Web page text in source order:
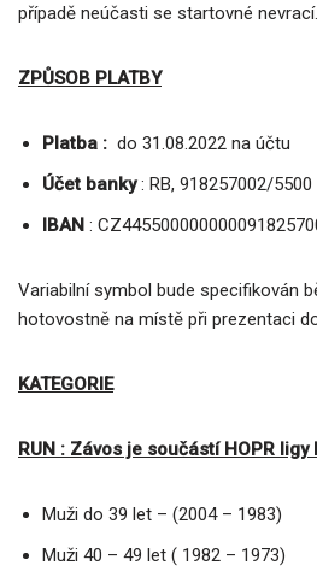
případě neúčasti se startovné nevrací.
ZPŮSOB PLATBY
Platba : do 31.08.2022 na účtu
Účet banky: RB, 918257002/5500
IBAN :
Variabilní symbol bude specifikován
hotovostně na místě při prezentaci
KATEGORIE
RUN : Závos je součástí HOPR ligy
Muži do 39 let – (2004 – 1983)
Muži 40 – 49 let ( 1982 – 1973)